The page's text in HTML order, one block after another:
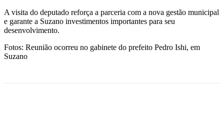
A visita do deputado reforça a parceria com a nova gestão municipal
e garante a Suzano investimentos importantes para seu
desenvolvimento.
Fotos: Reunião ocorreu no gabinete do prefeito Pedro Ishi, em
Suzano